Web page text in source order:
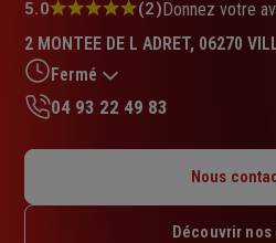
Note
5.0
sur
5
étoiles
5.0 (2)Donnez votre
2 MONTEE DE L ADRET, 06270
Fermé
Jeudi : 09h30 – 12h
04 93 22 49 83
Nous
Découvrir